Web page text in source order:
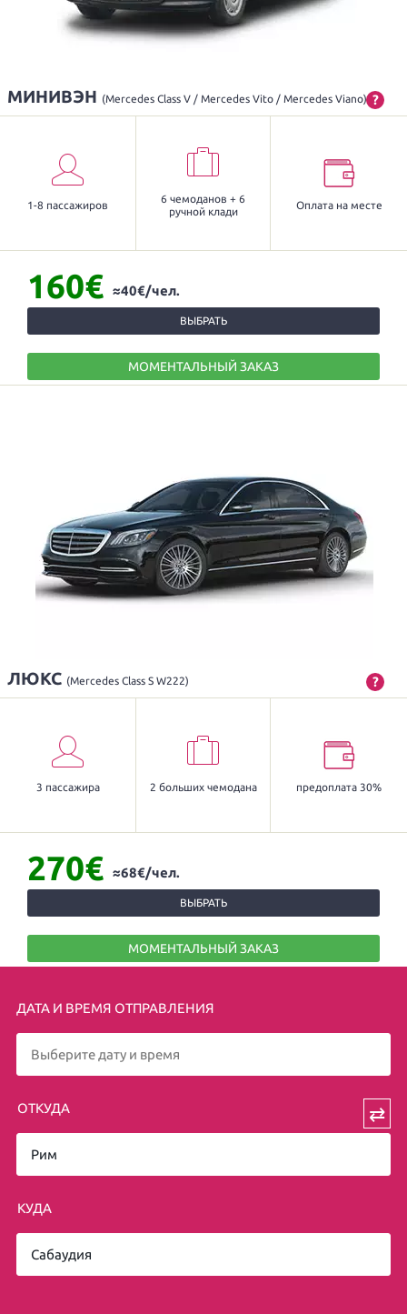
МИНИВЭН (Mercedes Class V / Mercedes Vito / Mercedes Viano) ?
1-8 пассажиров
6 чемоданов + 6
ручной клади
Оплата на месте
160€ ≈40€/чел.
ВЫБРАТЬ
МОМЕНТАЛЬНЫЙ ЗАКАЗ
ЛЮКС (Mercedes Class S W222) ?
3 пассажира 2 больших чемодана предоплата 30%
270€ ≈68€/чел.
ВЫБРАТЬ
МОМЕНТАЛЬНЫЙ ЗАКАЗ
ДАТА И ВРЕМЯ ОТПРАВЛЕНИЯ
ОТКУДА ⇄
КУДА